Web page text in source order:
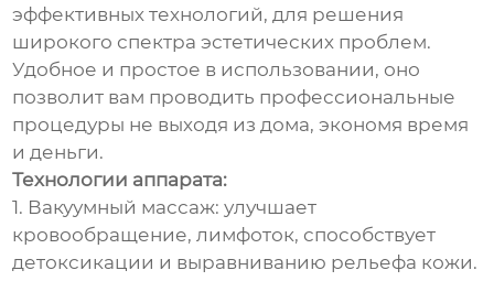
эффективных технологий, для решения
широкого спектра эстетических проблем.
Удобное и простое в использовании, оно
позволит вам проводить профессиональные
процедуры не выходя из дома, экономя время
и деньги.
Технологии аппарата:
1. Вакуумный массаж: улучшает
кровообращение, лимфоток, способствует
детоксикации и выравниванию рельефа кожи.